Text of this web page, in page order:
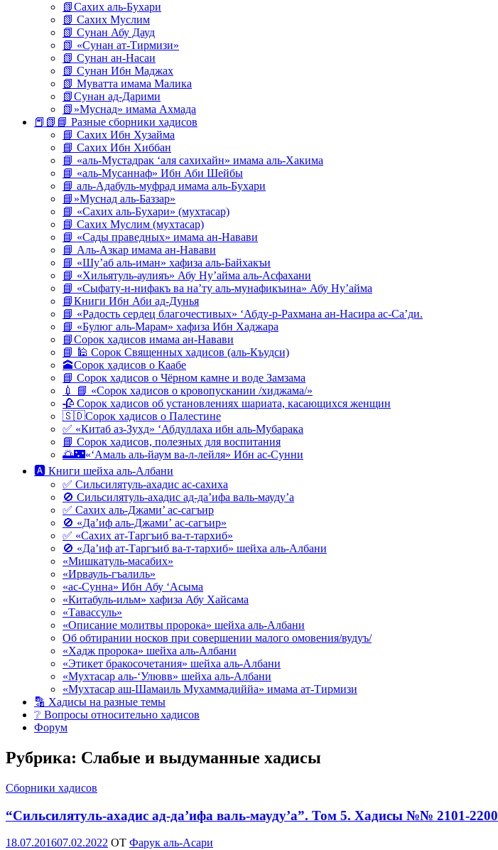
📗Сахих аль-Бухари
📗 Сахих Муслим
📗 Сунан Абу Дауд
📗 «Сунан ат-Тирмизи»
📗 Сунан ан-Насаи
📗 Сунан Ибн Маджах
📗 Муватта имама Малика
📗Сунан ад-Дарими
📗»Муснад» имама Ахмада
📕📗📘 Разные сборники хадисов
📘 Сахих Ибн Хузайма
📘 Сахих Ибн Хиббан
📘 «аль-Мустадрак ‘аля сахихайн» имама аль-Хакима
📘 «аль-Мусаннаф» Ибн Аби Шейбы
📘 аль-Адабуль-муфрад имама аль-Бухари
📘»Муснад аль-Баззар»
📘 «Сахих аль-Бухари» (мухтасар)
📘 Сахих Муслим (мухтасар)
📘 «Сады праведных» имама ан-Навави
📘 Аль-Азкар имама ан-Навави
📘 «Шу’аб аль-иман» хафиза аль-Байхакъи
📘 «Хильятуль-аулияъ» Абу Ну’айма аль-Асфахани
📘 «Сыфату-н-нифакъ ва на’ту аль-мунафикъина» Абу Ну’айма
📘Книги Ибн Аби ад-Дунья
📘 «Радость сердец благочестивых» ‘Абду-р-Рахмана ан-Насира ас-Са’ди.
📘 «Булюг аль-Марам» хафиза Ибн Хаджара
📘Сорок хадисов имама ан-Навави
📘 🕌 Сорок Священных хадисов (аль-Къудси)
🕋Сорок хадисов о Каабе
📘 Сорок хадисов о Чёрном камне и воде Замзама
💉 📘 «Сорок хадисов о кровопускании /хиджама/»
🥀 Сорок хадисов об установлениях шариата, касающихся женщин
🇸🇩Сорок хадисов о Палестине
✅ «Китаб аз-Зухд» ‘Абдуллаха ибн аль-Мубарака
📘 Сорок хадисов, полезных для воспитания
🌅🌃«‘Амаль аль-йаум ва-л-лейля» Ибн ас-Сунни
🅰 Книги шейха аль-Албани
✅ Сильсилятуль-ахадис ас-сахиха
🚫 Сильсилятуль-ахадис ад-да’ифа валь-мауду’а
✅ Сахих аль-Джами’ ас-сагъир
🚫 «Да’иф аль-Джами’ ас-сагъир»
✅ «Сахих ат-Таргъиб ва-т-тархиб»
🚫 «Да’иф ат-Таргъиб ва-т-тархиб» шейха аль-Албани
«Мишкатуль-масабих»
«Ирвауль-гъалиль»
«ас-Сунна» Ибн Абу ‘Асыма
«Китабуль-ильм» хафиза Абу Хайсама
«Тавассуль»
«Описание молитвы пророка» шейха аль-Албани
Об обтирании носков при совершении малого омовения/вудуъ/
«Хадж пророка» шейха аль-Албани
«Этикет бракосочетания» шейха аль-Албани
«Мухтасар аль-‘Улювв» шейха аль-Албани
«Мухтасар аш-Шамаиль Мухаммадиййа» имама ат-Тирмизи
🔡 Хадисы на разные темы
❔ Вопросы относительно хадисов
Форум
Рубрика: Слабые и выдуманные хадисы
Сборники хадисов
“Сильсилятуль-ахадис ад-да’ифа валь-мауду’а”. Том 5. Хадисы №№ 2101-2200
Опубликовано
18.07.201607.02.2022 OT Фарук аль-Асари